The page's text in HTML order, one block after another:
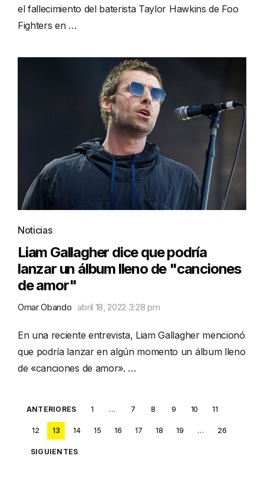
el fallecimiento del baterista Taylor Hawkins de Foo
Fighters en …
Noticias
Liam Gallagher dice que podría
lanzar un álbum lleno de "canciones
de amor"
Omar Obando abril 18, 2022 3:28 pm
En una reciente entrevista, Liam Gallagher mencionó
que podría lanzar en algún momento un álbum lleno
de «canciones de amor». …
Posts
pagination
ANTERIORES 1 … 7 8 9 10 11
12 13 14 15 16 17 18 19 … 26
SIGUIENTES